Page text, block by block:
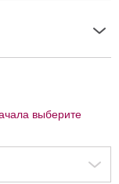
выберите